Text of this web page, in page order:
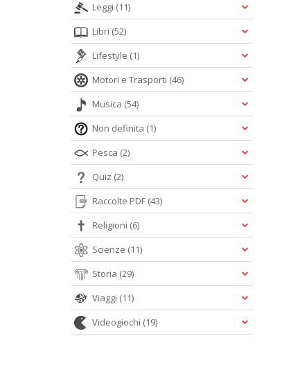
Leggi (11)
Libri (52)
Lifestyle (1)
Motori e Trasporti (46)
Musica (54)
Non definita (1)
Pesca (2)
Quiz (2)
Raccolte PDF (43)
Religioni (6)
Scienze (11)
Storia (29)
Viaggi (11)
Videogiochi (19)